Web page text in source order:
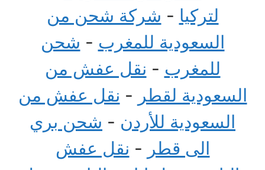
لتركيا - شركة شحن من
السعودية للمغرب - شحن
للمغرب - نقل عفش من
السعودية لقطر - نقل عفش من
السعودية للأردن - شحن بري
الى قطر - نقل عفش